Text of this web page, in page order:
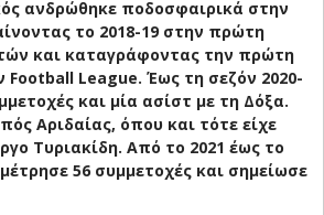
ανδρώθηκε ποδοσφαιρικά στην
το 2018-19 στην πρώτη
και καταγράφοντας την πρώτη
Football League. Έως τη σεζόν 2020-
και μία ασίστ με τη Δόξα.
Αριδαίας, όπου και τότε είχε
Τυριακίδη. Από το 2021 έως το
56 συμμετοχές και σημείωσε